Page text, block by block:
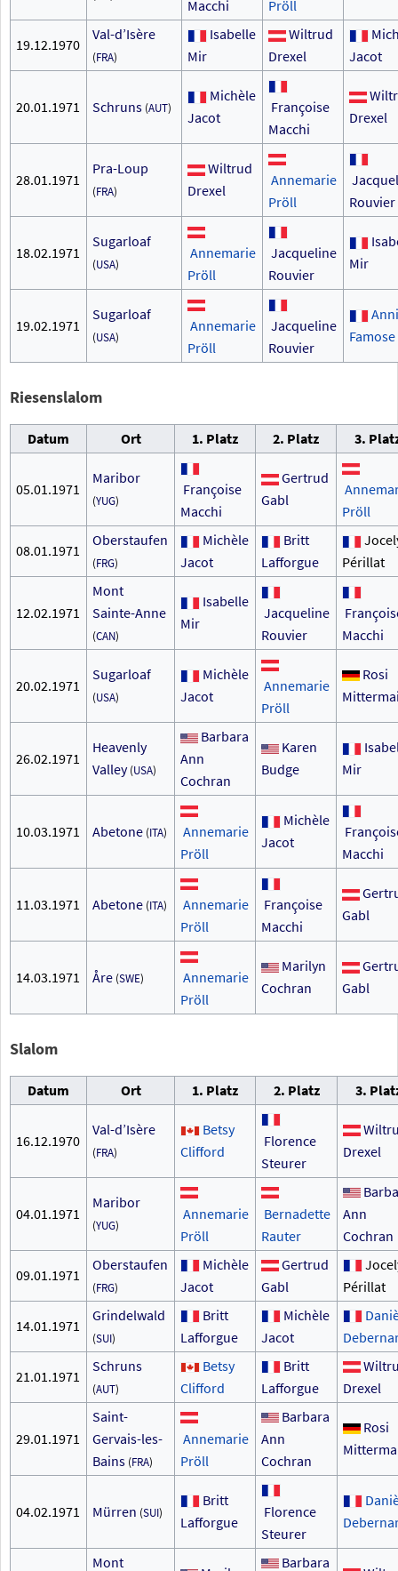
Macchi
Pröll
19.12.1970
Val-d’Isère
(FRA)
Isabelle
Mir
Wiltrud
Drexel
Jacot
20.01.1971 Schruns (AUT)
Michèle
Jacot
Françoise
Macchi
Drexel
28.01.1971
Pra-Loup
(FRA)
Wiltrud
Drexel
Annemarie
Pröll
Rouvier
18.02.1971
Sugarloaf
(USA)
Annemarie
Pröll
Jacqueline
Rouvier
Mir
19.02.1971
Sugarloaf
(USA)
Annemarie
Pröll
Jacqueline
Rouvier
Famose
Riesenslalom
Datum Ort 1. Platz 2. Platz 3.
05.01.1971
Maribor
(YUG)
Françoise
Macchi
Gertrud
Gabl
Pröll
08.01.1971
Oberstaufen
(FRG)
Michèle
Jacot
Britt
Lafforgue
Périllat
12.02.1971
Mont
Sainte-Anne
(CAN)
Isabelle
Mir
Jacqueline
Rouvier
Macchi
20.02.1971
Sugarloaf
(USA)
Michèle
Jacot
Annemarie
Pröll
Rosi
26.02.1971
Heavenly
Valley (USA)
Barbara
Ann
Cochran
Karen
Budge
Mir
10.03.1971 Abetone (ITA)
Annemarie
Pröll
Michèle
Jacot
Macchi
11.03.1971 Abetone (ITA)
Annemarie
Pröll
Françoise
Macchi
Gabl
14.03.1971 Åre (SWE)
Annemarie
Pröll
Marilyn
Cochran
Gabl
Slalom
Datum Ort 1. Platz 2. Platz 3.
16.12.1970
Val-d’Isère
(FRA)
Betsy
Clifford
Florence
Steurer
Drexel
04.01.1971
Maribor
(YUG)
Annemarie
Pröll
Bernadette
Rauter
Ann
Cochran
09.01.1971
Oberstaufen
(FRG)
Michèle
Jacot
Gertrud
Gabl
Périllat
14.01.1971
Grindelwald
(SUI)
Britt
Lafforgue
Michèle
Jacot
21.01.1971
Schruns
(AUT)
Betsy
Clifford
Britt
Lafforgue
Drexel
29.01.1971
Saint-
Gervais-les-
Bains (FRA)
Annemarie
Pröll
Barbara
Ann
Cochran
Rosi
04.02.1971 Mürren (SUI)
Britt
Lafforgue
Florence
Steurer
Mont Barbara